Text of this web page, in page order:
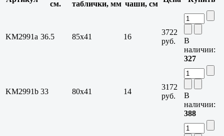
см.
таблички, мм чаши, см
KM2991a 36.5 85х41 16
3722
руб.
В
наличии:
327
KM2991b 33 80х41 14
3172
руб.
В
наличии:
388